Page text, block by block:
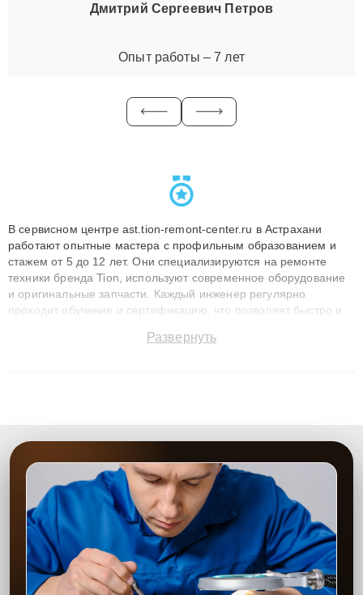
Дмитрий Сергеевич Петров
Опыт работы – 7 лет
В сервисном центре ast.tion-remont-center.ru в Астрахани
работают опытные мастера с профильным образованием и
стажем от 5 до 12 лет. Они специализируются на ремонте
техники бренда Tion, используют современное оборудование
и оригинальные запчасти. Каждый инженер регулярно
проходит обучение и сертификацию, что позволяет быстро и
сохранением гарантии до 3 лет. Наши мастера решают
Развернуть